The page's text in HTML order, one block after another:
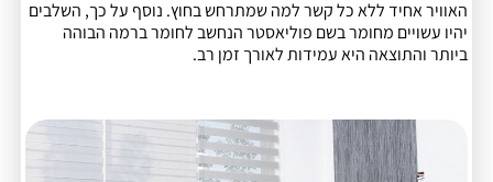
האוויר אחיד ללא כל קשר למה שמתרחש בחוץ. נוסף על כך, השלבים
יהיו עשויים מחומר בשם פוליאסטר הנחשב לחומר ברמה הבוהה
ביותר והתוצאה היא עמידות לאורך זמן רב.